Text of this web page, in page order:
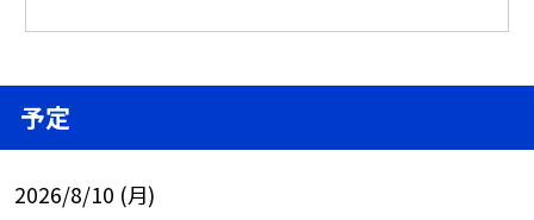
予定
2026/8/10 (月)